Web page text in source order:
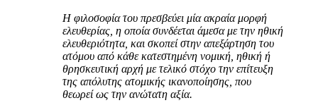
Η φιλοσοφία του πρεσβεύει μία ακραία μορφή
ελευθερίας, η οποία συνδέεται άμεσα με την ηθική
ελευθεριότητα, και σκοπεί στην απεξάρτηση του
ατόμου από κάθε κατεστημένη νομική, ηθική ή
θρησκευτική αρχή με τελικό στόχο την επίτευξη
της απόλυτης ατομικής ικανοποίησης, που
θεωρεί ως την ανώτατη αξία.